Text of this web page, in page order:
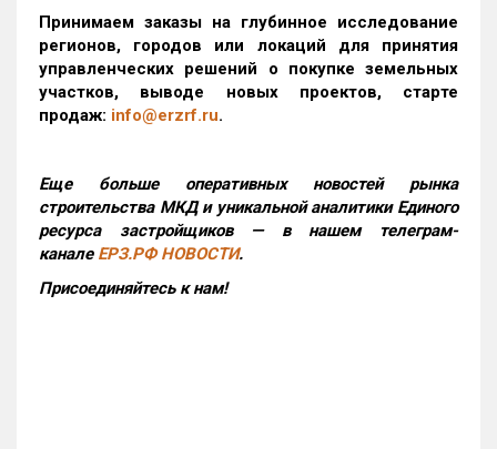
Принимаем заказы на глубинное исследование
регионов, городов или локаций для принятия
управленческих решений о покупке земельных
участков, выводе новых проектов, старте
продаж: info@erzrf.ru.
Еще больше оперативных новостей рынка
строительства МКД и уникальной аналитики Единого
ресурса застройщиков — в нашем телеграм-
канале ЕРЗ.РФ НОВОСТИ.
Присоединяйтесь к нам!